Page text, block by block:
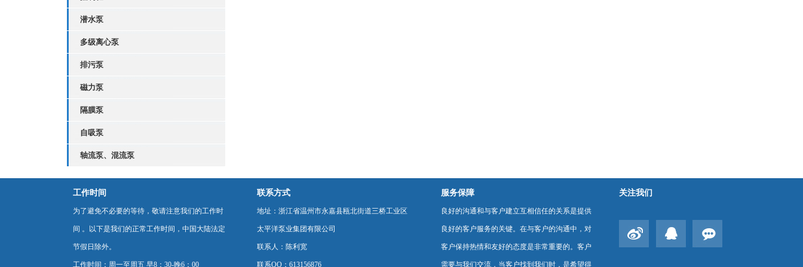
潜水泵
多级离心泵
排污泵
磁力泵
隔膜泵
自吸泵
轴流泵、混流泵
工作时间
为了避免不必要的等待，敬请注意我们的工作时
间 。以下是我们的正常工作时间，中国大陆法定
节假日除外。
工作时间：周一至周五 早8：30-晚6：00
联系方式
地址：浙江省温州市永嘉县瓯北街道三桥工业区
太平洋泵业集团有限公司
联系人：陈利宽
联系QQ：613156876
服务保障
良好的沟通和与客户建立互相信任的关系是提供
良好的客户服务的关键。在与客户的沟通中，对
客户保持热情和友好的态度是非常重要的。客户
需要与我们交流，当客户找到我们时，是希望得
关注我们